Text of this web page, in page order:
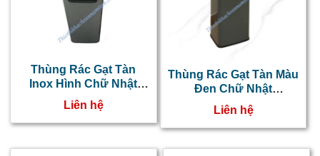
Thùng Rác Gạt Tàn
Inox Hình Chữ Nhật
Màu Xám NT0103075
Liên hệ
Thùng Rác Gạt Tàn Màu
Đen Chữ Nhật
NT0103074
Liên hệ